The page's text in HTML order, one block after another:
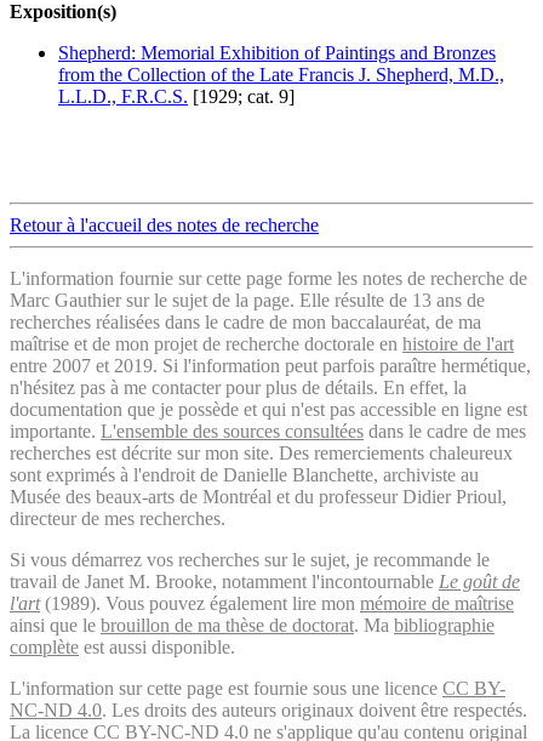
Exposition(s)
Shepherd: Memorial Exhibition of Paintings and Bronzes
from the Collection of the Late Francis J. Shepherd, M.D.,
L.L.D., F.R.C.S. [1929; cat. 9]
Retour à l'accueil des notes de recherche
L'information fournie sur cette page forme les notes de recherche de
Marc Gauthier sur le sujet de la page. Elle résulte de 13 ans de
recherches réalisées dans le cadre de mon baccalauréat, de ma
maîtrise et de mon projet de recherche doctorale en histoire de l'art
entre 2007 et 2019. Si l'information peut parfois paraître hermétique,
n'hésitez pas à me contacter pour plus de détails. En effet, la
documentation que je possède et qui n'est pas accessible en ligne est
importante. L'ensemble des sources consultées dans le cadre de mes
recherches est décrite sur mon site. Des remerciements chaleureux
sont exprimés à l'endroit de Danielle Blanchette, archiviste au
Musée des beaux-arts de Montréal et du professeur Didier Prioul,
directeur de mes recherches.
Si vous démarrez vos recherches sur le sujet, je recommande le
travail de Janet M. Brooke, notamment l'incontournable Le goût de
l'art(1989). Vous pouvez également lire mon mémoire de maîtrise
ainsi que le brouillon de ma thèse de doctorat. Ma bibliographie
complète est aussi disponible.
L'information sur cette page est fournie sous une licence CC BY-
NC-ND 4.0. Les droits des auteurs originaux doivent être respectés.
La licence CC BY-NC-ND 4.0 ne s'applique qu'au contenu original